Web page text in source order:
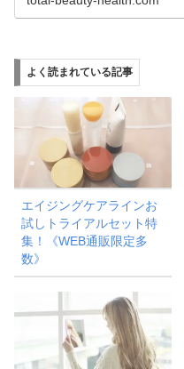
よく読まれている記事
エイジングケアラインお
試しトライアルセット特
集！《WEB通販限定多
数》